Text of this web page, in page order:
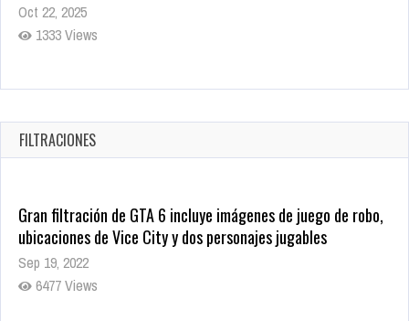
Oct 22, 2025
1333 Views
Revive el terror: El conjuro 4: Últimos ritos ya está disponible
Oct 20, 2025
1374 Views
FILTRACIONES
Gran filtración de GTA 6 incluye imágenes de juego de robo,
ubicaciones de Vice City y dos personajes jugables
Sep 19, 2022
6477 Views